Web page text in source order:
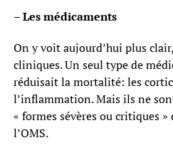
– Les médicaments
On y voit aujourd’hui plus
cliniques. Un seul type de
réduisait la mortalité: les
l’inflammation. Mais ils ne
« formes sévères ou critiques
l’OMS.